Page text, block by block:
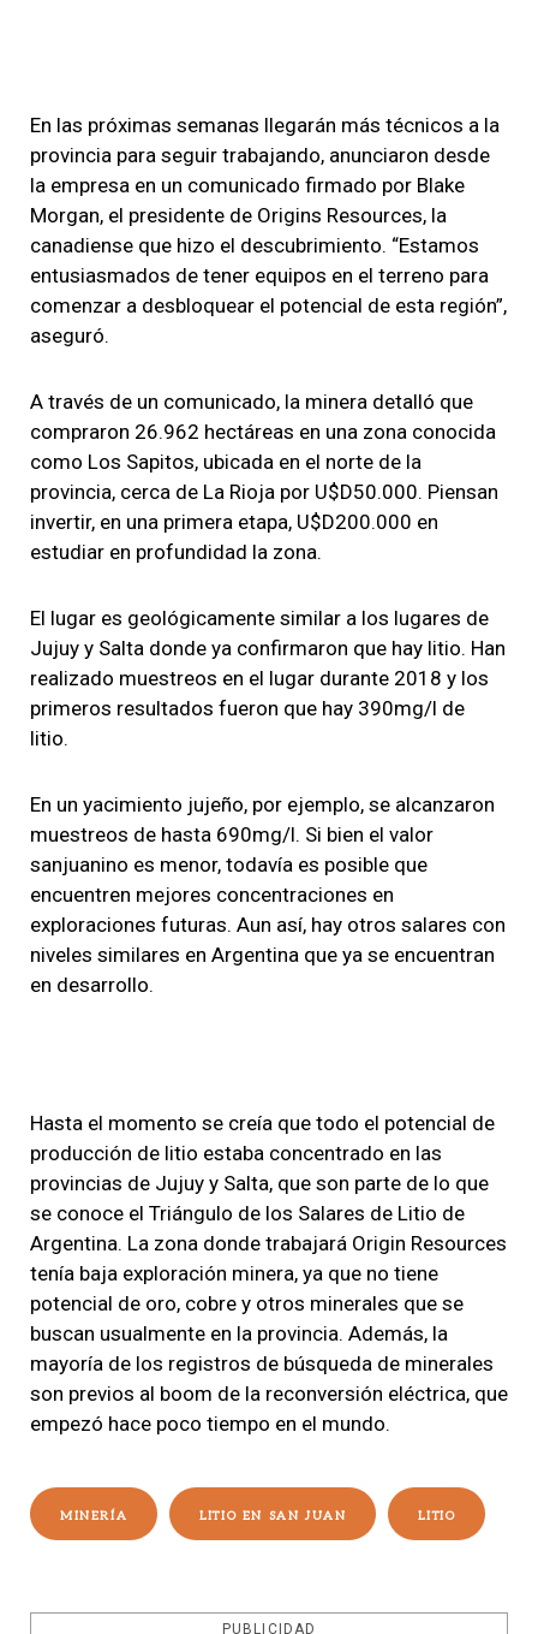
En las próximas semanas llegarán más técnicos a la
provincia para seguir trabajando, anunciaron desde
la empresa en un comunicado firmado por Blake
Morgan, el presidente de Origins Resources, la
canadiense que hizo el descubrimiento. “Estamos
entusiasmados de tener equipos en el terreno para
comenzar a desbloquear el potencial de esta región”,
aseguró.
A través de un comunicado, la minera detalló que
compraron 26.962 hectáreas en una zona conocida
como Los Sapitos, ubicada en el norte de la
provincia, cerca de La Rioja por U$D50.000. Piensan
invertir, en una primera etapa, U$D200.000 en
estudiar en profundidad la zona.
El lugar es geológicamente similar a los lugares de
Jujuy y Salta donde ya confirmaron que hay litio. Han
realizado muestreos en el lugar durante 2018 y los
primeros resultados fueron que hay 390mg/l de
litio.
En un yacimiento jujeño, por ejemplo, se alcanzaron
muestreos de hasta 690mg/l. Si bien el valor
sanjuanino es menor, todavía es posible que
encuentren mejores concentraciones en
exploraciones futuras. Aun así, hay otros salares con
niveles similares en Argentina que ya se encuentran
en desarrollo.
Hasta el momento se creía que todo el potencial de
producción de litio estaba concentrado en las
provincias de Jujuy y Salta, que son parte de lo que
se conoce el Triángulo de los Salares de Litio de
Argentina. La zona donde trabajará Origin Resources
tenía baja exploración minera, ya que no tiene
potencial de oro, cobre y otros minerales que se
buscan usualmente en la provincia. Además, la
mayoría de los registros de búsqueda de minerales
son previos al boom de la reconversión eléctrica, que
empezó hace poco tiempo en el mundo.
MINERÍA LITIO EN SAN JUAN LITIO
PUBLICIDAD